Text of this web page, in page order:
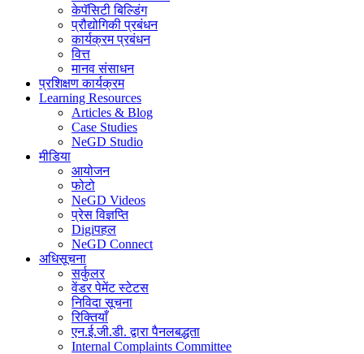
केपॅसिटी बिल्डिंग
प्रौद्योगिकी प्रबंधन
कार्यक्रम प्रबंधन
वित्त
मानव संसाधन
प्रशिक्षण कार्यक्रम
Learning Resources
Articles & Blog
Case Studies
NeGD Studio
मीडिया
आयोजन
फोटो
NeGD Videos
प्रेस विज्ञप्ति
Digiपहल
NeGD Connect
अधिसूचना
सर्कुलर
वेंडर पेमेंट स्टेटस
निविदा सूचना
रिक्तियाँ
एन.ई.जी.डी. द्वारा पैनलबद्धता
Internal Complaints Committee